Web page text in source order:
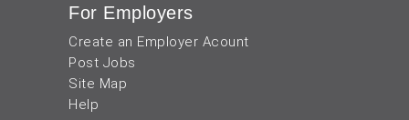
For Employers
Create an Employer Acount
Post Jobs
Site Map
Help